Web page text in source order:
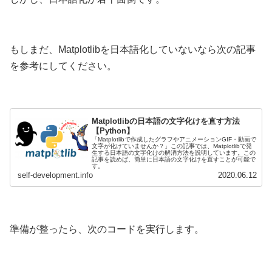
もしまだ、Matplotlibを日本語化していないなら次の記事
を参考にしてください。
Matplotlibの日本語の文字化けを直す方法
【Python】
「Matplotlibで作成したグラフやアニメーションGIF・動画で
文字が化けていませんか？」この記事では、Matplotlibで発
生する日本語の文字化けの解消方法を説明しています。この
記事を読めば、簡単に日本語の文字化けを直すことが可能で
す。
self-development.info 2020.06.12
準備が整ったら、次のコードを実行します。